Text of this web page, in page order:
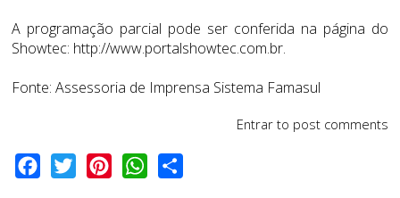
A programação parcial pode ser conferida na página do
Showtec: http://www.portalshowtec.com.br.
Fonte: Assessoria de Imprensa Sistema Famasul
Entrar to post comments
Facebook
Twitter PinterestWhatsApp